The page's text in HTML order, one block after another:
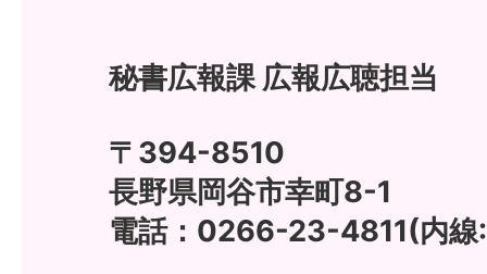
秘書広報課 広報広聴担当
〒394-8510
長野県岡谷市幸町8-1
電話：0266-23-4811(内